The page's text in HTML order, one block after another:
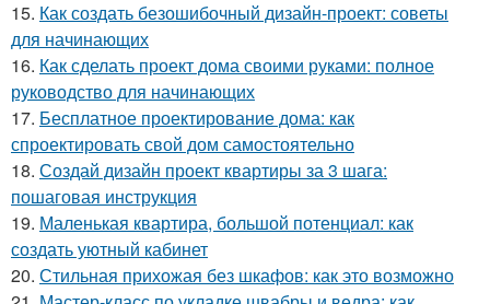
15. Как создать безошибочный дизайн-проект: советы
для начинающих
16. Как сделать проект дома своими руками: полное
руководство для начинающих
17. Бесплатное проектирование дома: как
спроектировать свой дом самостоятельно
18. Создай дизайн проект квартиры за 3 шага:
пошаговая инструкция
19. Маленькая квартира, большой потенциал: как
создать уютный кабинет
20. Стильная прихожая без шкафов: как это возможно